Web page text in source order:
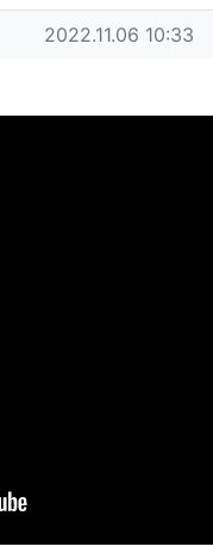
작성일
2022.11.06 10:33